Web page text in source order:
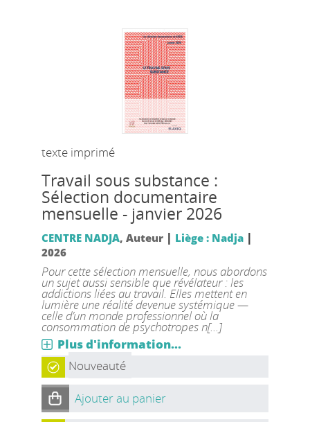
texte imprimé
Travail sous substance :
Sélection documentaire
mensuelle - janvier 2026
CENTRE NADJA, Auteur | Liège : Nadja|
2026
Pour cette sélection mensuelle, nous abordons
un sujet aussi sensible que révélateur : les
addictions liées au travail. Elles mettent en
lumière une réalité devenue systémique —
celle d’un monde professionnel où la
consommation de psychotropes n[...]
Plus d'information...
Nouveauté
Ajouter au panier